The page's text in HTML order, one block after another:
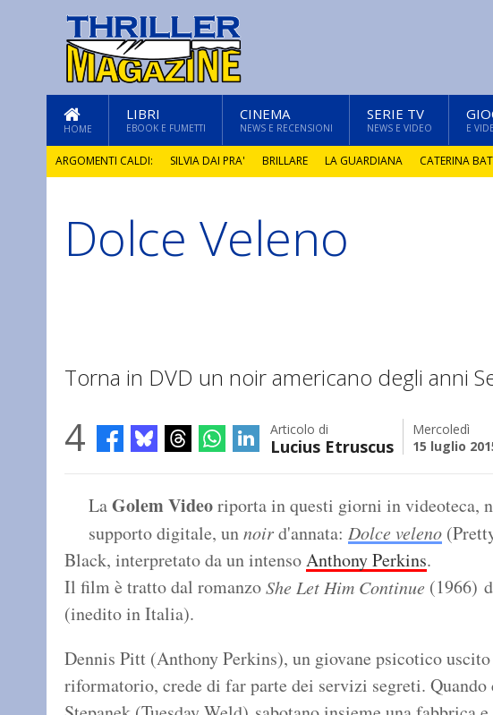
HOME
LIBRI
EBOOK E FUMETTI
CINEMA
NEWS E RECENSIONI
SERIE TV
NEWS E VIDEO E
ARGOMENTI CALDI: SILVIA DAI PRA' BRILLARE LA GUARDIANA CATERINA
GLI ANNI DI PIETRA
Dolce Veleno
Torna in DVD un noir americano degli anni
4 Articolo di
Lucius Etruscus
Mercoledì
15 luglio
LaGolem Videoriporta in questi giorni in videoteca,
supporto digitale, unnoird'annata: Dolce veleno
Black, interpretato da un intensoAnthony Perkins.
Il film è tratto dal romanzoShe Let Him Continue (1966)
(inedito in Italia).
Dennis Pitt (Anthony Perkins), un giovane psicotico
riformatorio, crede di far parte dei servizi segreti. Quando